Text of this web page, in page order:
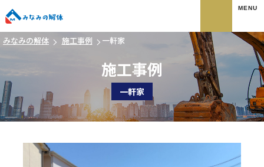
みなみの解体 施工事例 一軒家
施工事例
一軒家